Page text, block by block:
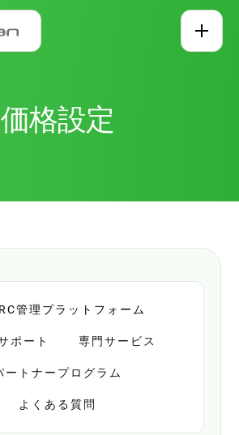
スキップ
価格設定
管理プラットフォーム
ポート 専門サービス
ートナープログラム
よくある質問